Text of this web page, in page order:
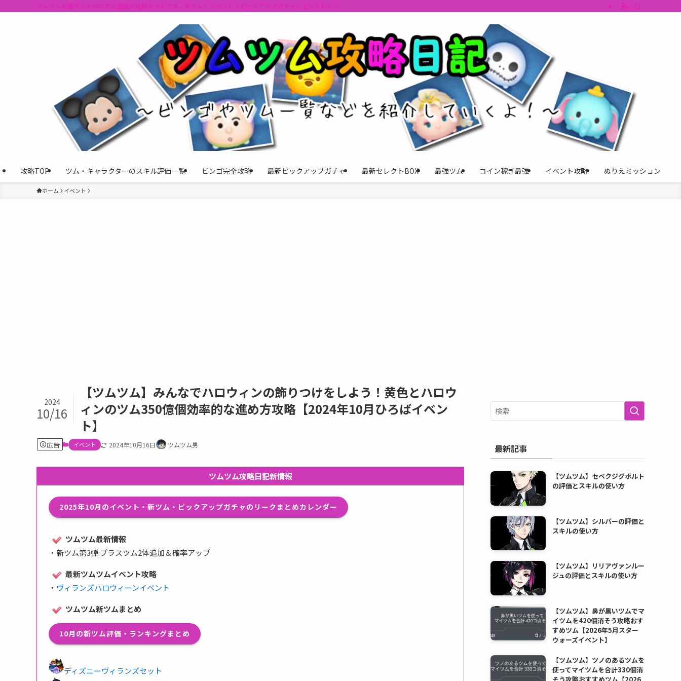
ツムツム攻略サイトの中でも最強の攻略サイトです。新ツム・イベント・ピックアップガチャ・セレクトボックスの情報を最速で提供しビンゴのおすすめツム・キャラ評価も丁寧に解説。ツムツムイベント、ツムツム攻略、ツムツ
攻略TOP ツム・キャラクターのスキル評価一覧 ビンゴ完全攻略 最新ピックアップガチャ 最新セレクトBOX 最強ツム コイン稼ぎ最強 イベント攻略 ぬりえミッション
ホーム イベント
【ツムツム】みんなでハロウィンの飾りつけをしよう！黄色とハロウ
ィンのツム350億個効率的な進め方攻略【2024年10月ひろばイベン
ト】
2024
10/16
広告 イベント 2024年10月16日 ツムツム男
ツムツム攻略日記新情報
2025年10月のイベント・新ツム・ピックアップガチャのリークまとめカレンダー
ツムツム最新情報
・ 新ツム第3弾:プラスツム2体追加＆確率アップ
最新ツムツムイベント攻略
・ ヴィランズハロウィーンイベント
ツムツム新ツムまとめ
10月の新ツム評価・ランキングまとめ
ディズニーヴィランズセット
最新記事
【ツムツム】セベクジグボルト
の評価とスキルの使い方
【ツムツム】シルバーの評価と
スキルの使い方
【ツムツム】リリアヴァンルー
ジュの評価とスキルの使い方
【ツムツム】鼻が黒いツムでマ
イツムを420個消そう攻略おす
すめツム【2026年5月スター
ウォーズイベント】
【ツムツム】ツノのあるツムを
使ってマイツムを合計330個消